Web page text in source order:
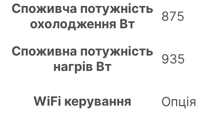
Споживча потужність
охолодження Вт
875
Споживна потужність
нагрів Вт
935
WiFi керування Опція